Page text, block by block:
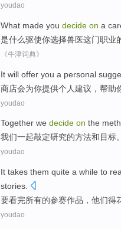
youdao
What made you decide on a
是什么驱使你选择兽医这门职业
《牛津词典》
It will offer you a personal
商店会为你提供个人建议，帮助
youdao
Together we decide on the
我们一起敲定研究的方法和目标。
youdao
It takes them quite a while to
stories
要看完所有的参赛作品， 他们得
youdao